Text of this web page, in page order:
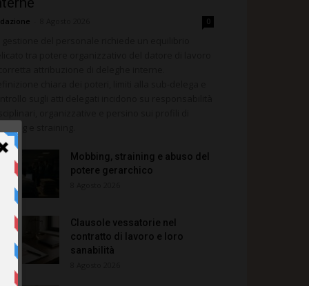
0
Mobbing, straining e abuso del
potere gerarchico
Clausole vessatorie nel
contratto di lavoro e loro
sanabilità